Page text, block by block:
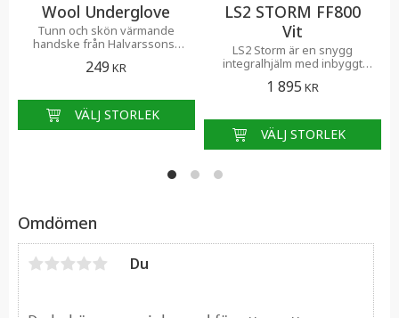
Omdömen
Du
LS2 STORM FF800
Vit
LS2 Storm är en snygg
integralhjälm med inbyggt
1 895 KR
Wool Underglove
Tunn och skön värmande
handske från Halvarssons i
249 KR